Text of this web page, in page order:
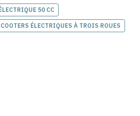
50 CC
ÉLECTRIQUES À TROIS ROUES